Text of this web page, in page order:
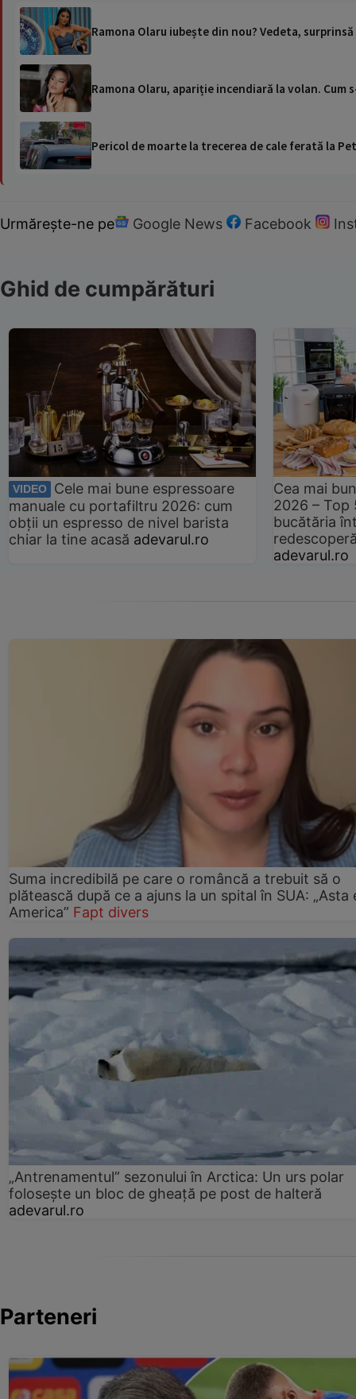
Ramona Olaru iubește din nou? Vedeta,
Ramona Olaru, apariție incendiară la volan. Cum
Pericol de moarte la trecerea de cale ferată la
Urmărește-ne pe Google News Facebook
Ghid de cumpărături
VIDEO
Cele mai bune espressoare
manuale cu portafiltru 2026: cum
obții un espresso de nivel barista
chiar la tine acasă adevarul.ro
Cea mai
2026 –
bucătăria
adevarul.ro
Suma incredibilă pe care o româncă a trebuit să o
plătească după ce a ajuns la un spital în SUA: „Asta
America” Fapt divers
„Antrenamentul” sezonului în Arctica: Un urs polar
folosește un bloc de gheață pe post de halteră
adevarul.ro
Parteneri